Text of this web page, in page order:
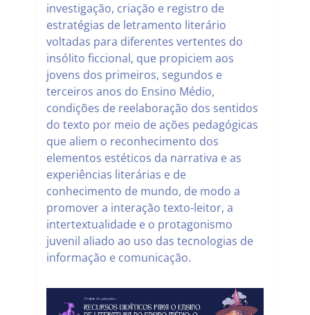
investigação, criação e registro de
estratégias de letramento literário
voltadas para diferentes vertentes do
insólito ficcional, que propiciem aos
jovens dos primeiros, segundos e
terceiros anos do Ensino Médio,
condições de reelaboração dos sentidos
do texto por meio de ações pedagógicas
que aliem o reconhecimento dos
elementos estéticos da narrativa e as
experiências literárias e de
conhecimento de mundo, de modo a
promover a interação texto-leitor, a
intertextualidade e o protagonismo
juvenil aliado ao uso das tecnologias de
informação e comunicação.